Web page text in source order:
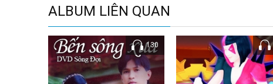
ALBUM LIÊN QUAN
130